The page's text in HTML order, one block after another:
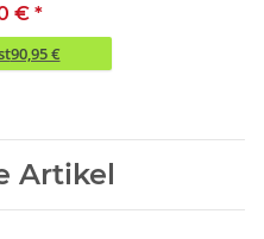
€ *
90,95 €
Artikel